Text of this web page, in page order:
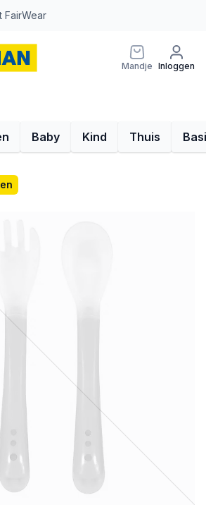
FairWear
Mandje Inloggen
Baby Kind Thuis